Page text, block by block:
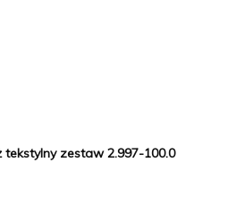
tekstylny zestaw 2.997-100.0